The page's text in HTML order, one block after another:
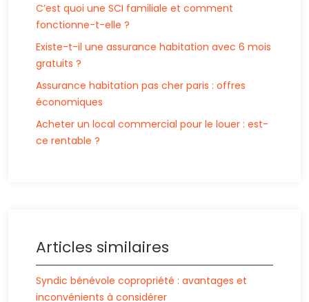
C’est quoi une SCI familiale et comment
fonctionne-t-elle ?
Existe-t-il une assurance habitation avec 6 mois
gratuits ?
Assurance habitation pas cher paris : offres
économiques
Acheter un local commercial pour le louer : est-
ce rentable ?
Articles similaires
Syndic bénévole copropriété : avantages et
inconvénients à considérer